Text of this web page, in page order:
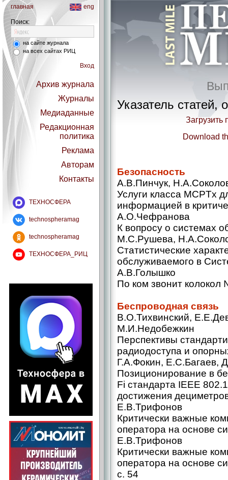
главная eng
Поиск:
на сайте журнала
на всех сайтах РИЦ
Вход
Архив журнала
Журналы
Медиаданные
Редакционная
политика
Реклама
Авторам
Контакты
ТЕХНОСФЕРА
technospheramag
technospheramag
ТЕХНОСФЕРА_РИЦ
Указатель статей,
Download
Безопасность
А.В.Пинчук,
Услуги класса MCPTx
информацией в
А.О.Чефранова
К вопросу о системах
М.С.Рушева,
Статистические
обслуживаемого в
А.В.Голышко
По ком звонит колокол
Беспроводная связь
В.О.Тихвинский,
М.И.Недобежкин
Перспективы
радиодоступа и
Г.А.Фокин, Е.С.Багаев,
Позиционирование в
Fi стандарта IEEE
достижения
Е.В.Трифонов
Критически важные
оператора на основе
Е.В.Трифонов
Критически важные
оператора на основе
с. 54